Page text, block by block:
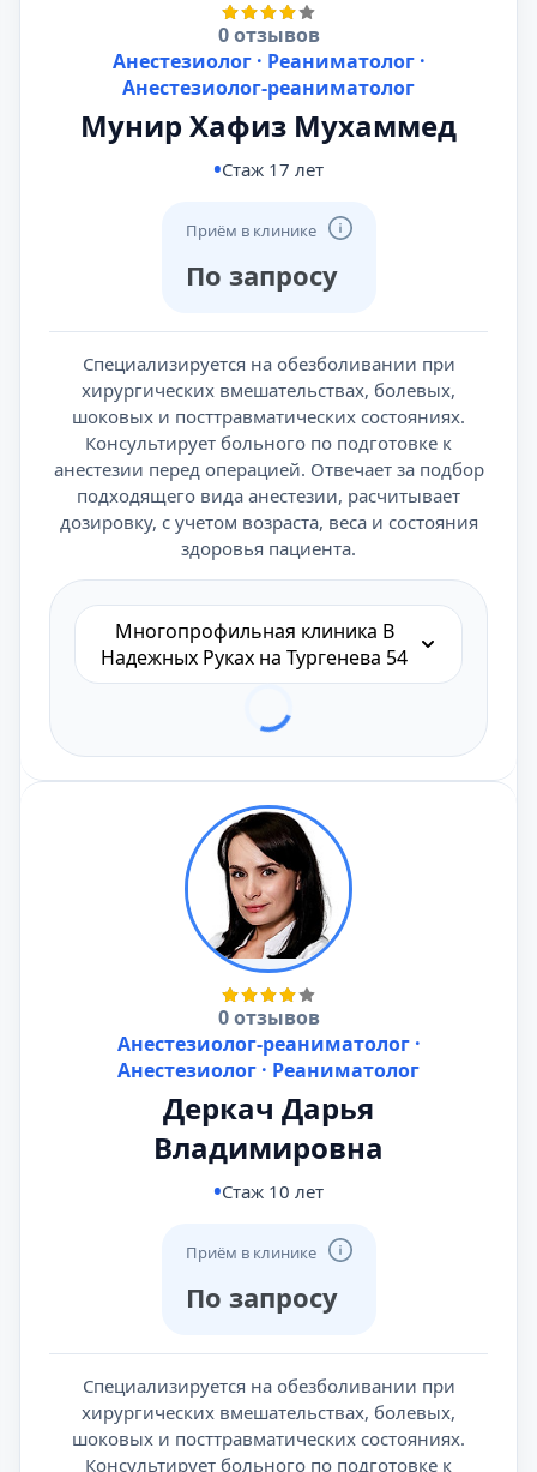
0 отзывов
Анестезиолог · Реаниматолог ·
Анестезиолог-реаниматолог
Мунир Хафиз Мухаммед
Стаж 17 лет
Приём в клинике
По запросу
Специализируется на обезболивании при
хирургических вмешательствах, болевых,
шоковых и посттравматических состояниях.
Консультирует больного по подготовке к
анестезии перед операцией. Отвечает за подбор
подходящего вида анестезии, расчитывает
дозировку, с учетом возраста, веса и состояния
здоровья пациента.
Многопрофильная клиника В
Надежных Руках на Тургенева 54
0 отзывов
Анестезиолог-реаниматолог ·
Анестезиолог · Реаниматолог
Деркач Дарья
Владимировна
Стаж 10 лет
Приём в клинике
По запросу
Специализируется на обезболивании при
хирургических вмешательствах, болевых,
шоковых и посттравматических состояниях.
Консультирует больного по подготовке к